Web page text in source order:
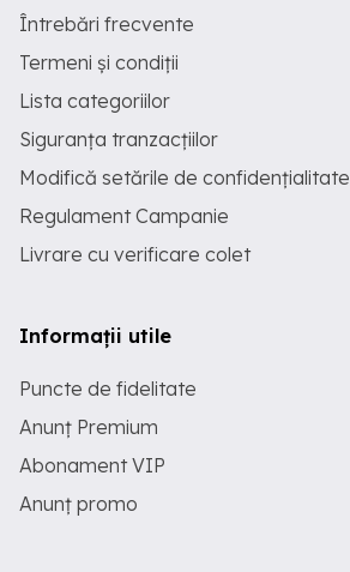
Întrebări frecvente
Termeni și condiții
Lista categoriilor
Siguranța tranzacțiilor
Modifică setările de confidențialitate
Regulament Campanie
Livrare cu verificare colet
Informații utile
Puncte de fidelitate
Anunț Premium
Abonament VIP
Anunț promo